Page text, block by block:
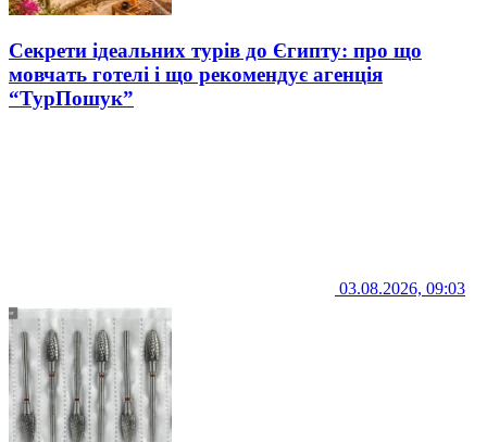
Секрети ідеальних турів до Єгипту: про що
мовчать готелі і що рекомендує агенція
“ТурПошук”
03.08.2026, 09:03